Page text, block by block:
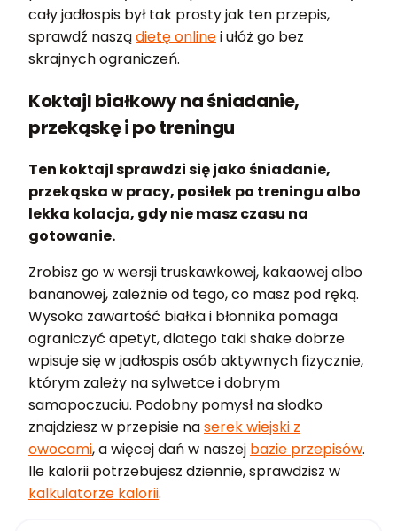
cały jadłospis był tak prosty jak ten przepis,
sprawdź nasządietę onlinei ułóż go bez
skrajnych ograniczeń.
Koktajl białkowy na śniadanie,
przekąskę i po treningu
Ten koktajl sprawdzi się jako śniadanie,
przekąska w pracy, posiłek po treningu albo
lekka kolacja, gdy nie masz czasu na
gotowanie.
Zrobisz go w wersji truskawkowej, kakaowej albo
bananowej, zależnie od tego, co masz pod ręką.
Wysoka zawartość białka i błonnika pomaga
ograniczyć apetyt, dlatego taki shake dobrze
wpisuje się w jadłospis osób aktywnych fizycznie,
którym zależy na sylwetce i dobrym
samopoczuciu. Podobny pomysł na słodko
znajdziesz w przepisie naserek wiejski z
owocami, a więcej dań w naszej bazie przepisów.
Ile kalorii potrzebujesz dziennie, sprawdzisz w
kalkulatorze kalorii.